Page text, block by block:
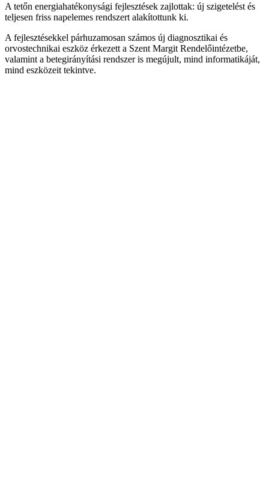
A tetőn energiahatékonysági fejlesztések zajlottak: új szigetelést és
teljesen friss napelemes rendszert alakítottunk ki.
A fejlesztésekkel párhuzamosan számos új diagnosztikai és
orvostechnikai eszköz érkezett a Szent Margit Rendelőintézetbe,
valamint a betegirányítási rendszer is megújult, mind informatikáját,
mind eszközeit tekintve.